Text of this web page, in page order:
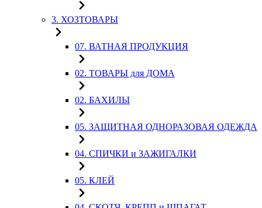
3. ХОЗТОВАРЫ
07. ВАТНАЯ ПРОДУКЦИЯ
02. ТОВАРЫ для ДОМА
02. БАХИЛЫ
05. ЗАЩИТНАЯ ОДНОРАЗОВАЯ ОДЕЖДА
04. СПИЧКИ и ЗАЖИГАЛКИ
05. КЛЕЙ